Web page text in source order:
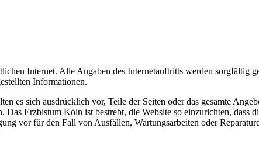
Internet. Alle Angaben des Internetauftritts werden sorgfältig
Informationen.
es sich ausdrücklich vor, Teile der Seiten oder das gesamte
Erzbistum Köln ist bestrebt, die Website so einzurichten, dass
vor für den Fall von Ausfällen, Wartungsarbeiten oder